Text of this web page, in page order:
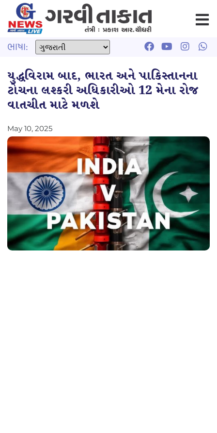
ભાષા:
યુદ્ધવિરામ બાદ, ભારત અને પાકિસ્તાનના
ટોચના લશ્કરી અધિકારીઓ 12 મેના રોજ
વાતચીત માટે મળશે
May 10, 2025